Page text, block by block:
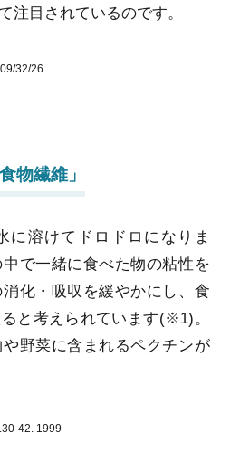
注目されているのです。
32/26
物繊維」
に溶けてドロドロになりま
で一緒に食べた物の粘性を
化・吸収を緩やかにし、食
と考えられています(※1)。
野菜に含まれるペクチンが
42. 1999